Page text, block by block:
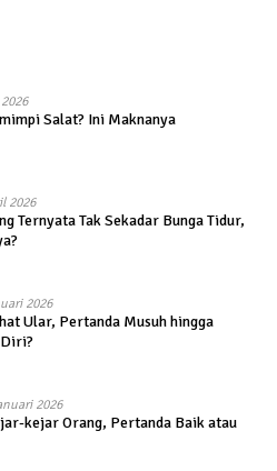
Salat? Ini Maknanya
2026
Ternyata Tak Sekadar Bunga Tidur,
2026
Ular, Pertanda Musuh hingga
2026
kejar Orang, Pertanda Baik atau